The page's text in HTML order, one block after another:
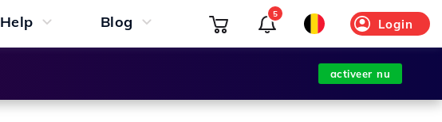
Help Blog Login
5
activeer nu